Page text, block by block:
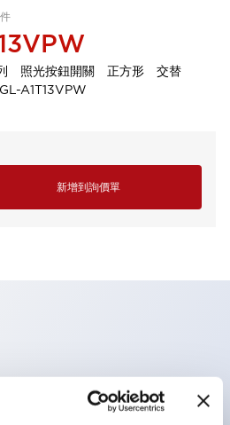
照光按鈕開關 正方形 交替
A1T13VPW
新增到詢價單
現銳利感。